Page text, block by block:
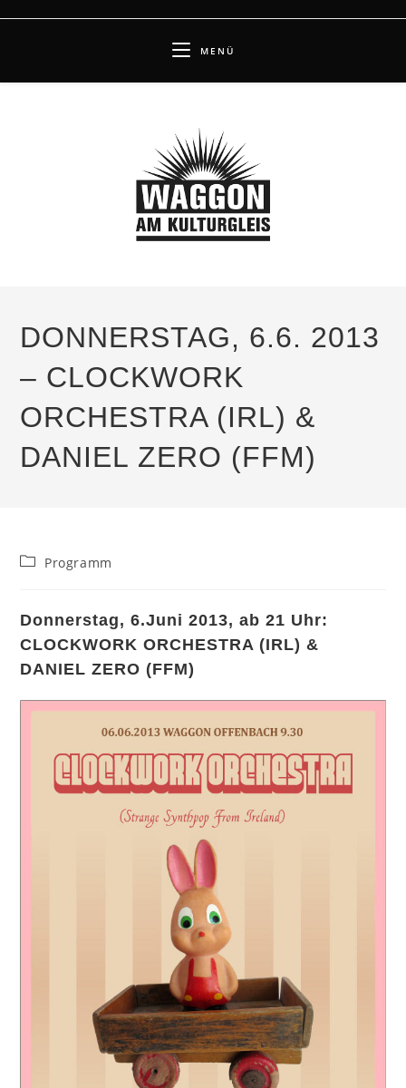
MENÜ
DONNERSTAG, 6.6. 2013
– CLOCKWORK
ORCHESTRA (IRL) &
DANIEL ZERO (FFM)
Beitrags-
Programm
Donnerstag, 6.Juni 2013, ab 21 Uhr:
CLOCKWORK ORCHESTRA (IRL) &
DANIEL ZERO (FFM)